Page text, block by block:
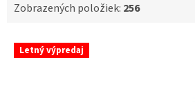
Zobrazených položiek: 256
V Letný výpredaj